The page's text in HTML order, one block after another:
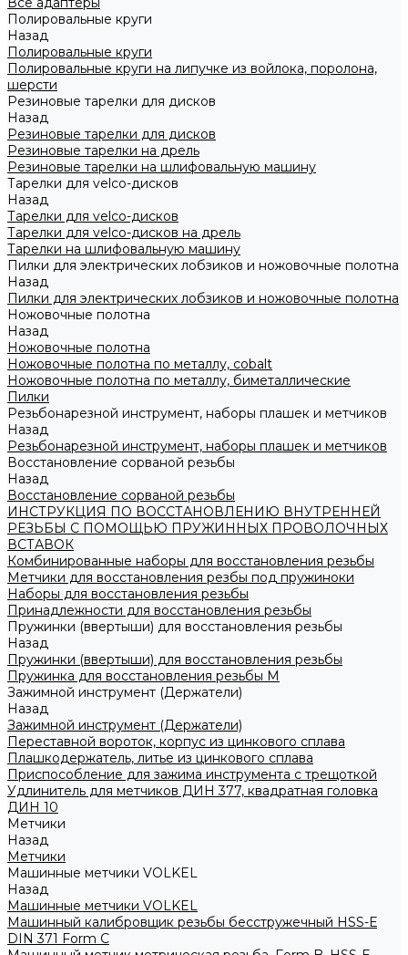
Полировальные круги
Назад
Полировальные круги
Полировальные круги на липучке из войлока, поролона,
шерсти
Резиновые тарелки для дисков
Назад
Резиновые тарелки для дисков
Резиновые тарелки на дрель
Резиновые тарелки на шлифовальную машину
Тарелки для velco-дисков
Назад
Тарелки для velco-дисков
Тарелки для velco-дисков на дрель
Тарелки на шлифовальную машину
Пилки для электрических лобзиков и ножовочные полотна
Назад
Пилки для электрических лобзиков и ножовочные полотна
Ножовочные полотна
Назад
Ножовочные полотна
Ножовочные полотна по металлу, cobalt
Ножовочные полотна по металлу, биметаллические
Пилки
Резьбонарезной инструмент, наборы плашек и метчиков
Назад
Резьбонарезной инструмент, наборы плашек и метчиков
Восстановление сорваной резьбы
Назад
Восстановление сорваной резьбы
ИНСТРУКЦИЯ ПО ВОССТАНОВЛЕНИЮ ВНУТРЕННЕЙ
РЕЗЬБЫ С ПОМОЩЬЮ ПРУЖИННЫХ ПРОВОЛОЧНЫХ
ВСТАВОК
Комбинированные наборы для восстановления резьбы
Метчики для восстановления резбы под пружиноки
Наборы для восстановления резьбы
Принадлежности для восстановления резьбы
Пружинки (ввертыши) для восстановления резьбы
Назад
Пружинки (ввертыши) для восстановления резьбы
Пружинка для восстановления резьбы M
Зажимной инструмент (Держатели)
Назад
Зажимной инструмент (Держатели)
Переставной вороток, корпус из цинкового сплава
Плашкодержатель, литье из цинкового сплава
Приспособление для зажима инструмента с трещоткой
Удлинитель для метчиков ДИН 377, квадратная головка
ДИН 10
Метчики
Назад
Метчики
Машинные метчики VOLKEL
Назад
Машинные метчики VOLKEL
Машинный калибровщик резьбы бесстружечный HSS-Е
DIN 371 Form C